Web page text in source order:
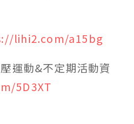
lihi2.com/a15bg
運動&不定期活動資
5D3XT